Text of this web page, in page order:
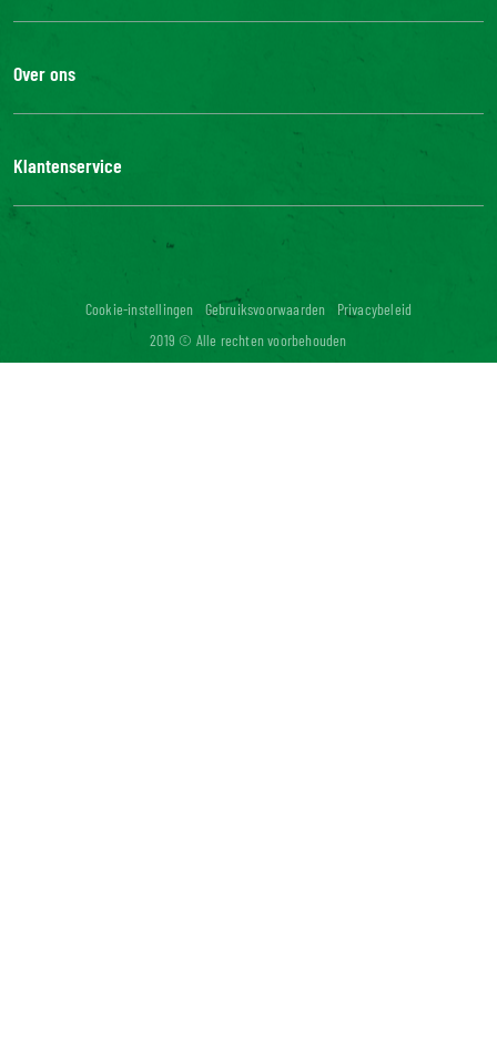
Over ons
De Bonduelle groep
Bonduelle Food Service
Klantenservice
Neem contact met ons op
Veelgestelde vragen
Cookie-instellingen Gebruiksvoorwaarden
Privacybeleid
2019 © Alle rechten voorbehouden